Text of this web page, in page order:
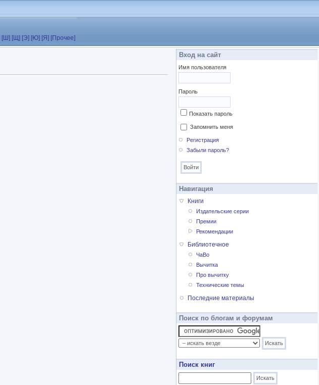
[Ш] [Щ] [Э] [Ю] [Я] [Прочее]
Вход на сайт
Имя пользователя
Пароль
Показать пароль
Запомнить меня
Регистрация
Забыли пароль?
Навигация
Книги
Издательские серии
Премии
Рекомендации
Библиотечное
ЧаВо
Вычитка
Про вычитку
Технические темы
Последние материалы
Поиск по блогам и форумам
Поиск книг